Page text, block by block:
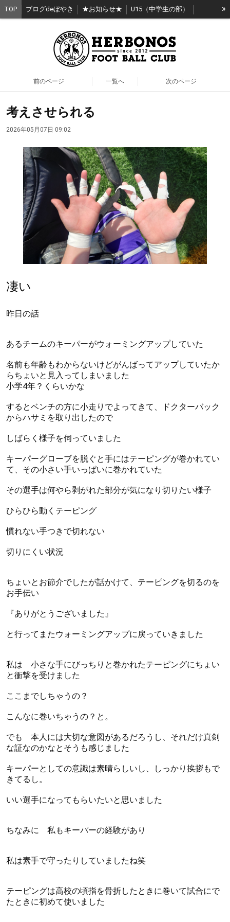
TOP ブログdeぼやき ★お知らせ★ U15（中学生の部）
エルボノス日高スクール HERBONOS（社会人）
HERBONOS_O40（40歳以上）
»
前のページ 一覧へ 次のページ
考えさせられる
2026年05月07日 09:02
凄い
昨日の話
あるチームのキーパーがウォーミングアップしていた
名前も年齢もわからないけどがんばってアップしていたか
らちょいと見入ってしまいました
小学4年？くらいかな
するとベンチの方に小走りでよってきて、ドクターバック
からハサミを取り出したので
しばらく様子を伺っていました
キーパーグローブを脱ぐと手にはテーピングが巻かれてい
て、その小さい手いっぱいに巻かれていた
その選手は何やら剥がれた部分が気になり切りたい様子
ひらひら動くテーピング
慣れない手つきで切れない
切りにくい状況
ちょいとお節介でしたが話かけて、テーピングを切るのを
お手伝い
『ありがとうございました』
と行ってまたウォーミングアップに戻っていきました
私は 小さな手にびっちりと巻かれたテーピングにちょい
と衝撃を受けました
ここまでしちゃうの？
こんなに巻いちゃうの？と。
でも 本人には大切な意図があるだろうし、それだけ真剣
な証なのかなとそうも感じました
キーパーとしての意識は素晴らしいし、しっかり挨拶もで
きてるし。
いい選手になってもらいたいと思いました
ちなみに 私もキーパーの経験があり
私は素手で守ったりしていましたね笑
テーピングは高校の頃指を骨折したときに巻いて試合にで
たときに初めて使いました